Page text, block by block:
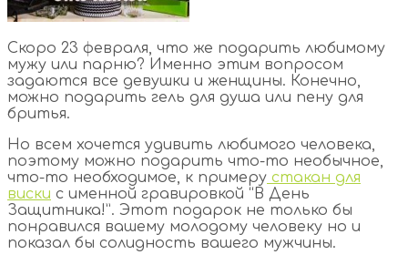
Скоро 23 февраля, что же подарить любимому
мужу или парню? Именно этим вопросом
задаются все девушки и женщины. Конечно,
можно подарить гель для душа или пену для
бритья.
Но всем хочется удивить любимого человека,
поэтому можно подарить что-то необычное,
что-то необходимое, к примеру стакан для
виски с именной гравировкой “В День
Защитника!”. Этот подарок не только бы
понравился вашему молодому человеку но и
показал бы солидность вашего мужчины.